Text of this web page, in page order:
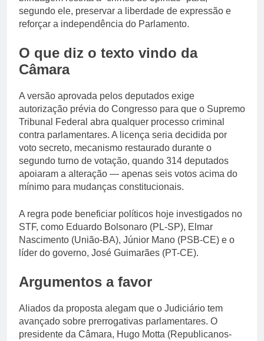
segundo ele, preservar a liberdade de expressão e
reforçar a independência do Parlamento.
O que diz o texto vindo da
Câmara
A versão aprovada pelos deputados exige
autorização prévia do Congresso para que o Supremo
Tribunal Federal abra qualquer processo criminal
contra parlamentares. A licença seria decidida por
voto secreto, mecanismo restaurado durante o
segundo turno de votação, quando 314 deputados
apoiaram a alteração — apenas seis votos acima do
mínimo para mudanças constitucionais.
A regra pode beneficiar políticos hoje investigados no
STF, como Eduardo Bolsonaro (PL-SP), Elmar
Nascimento (União-BA), Júnior Mano (PSB-CE) e o
líder do governo, José Guimarães (PT-CE).
Argumentos a favor
Aliados da proposta alegam que o Judiciário tem
avançado sobre prerrogativas parlamentares. O
presidente da Câmara, Hugo Motta (Republicanos-